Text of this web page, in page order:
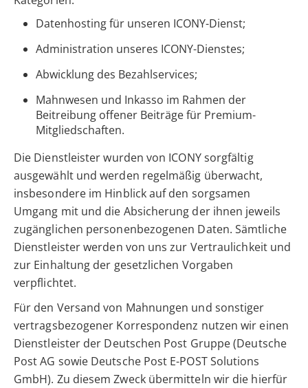
Datenhosting für unseren ICONY-Dienst;
Administration unseres ICONY-Dienstes;
Abwicklung des Bezahlservices;
Mahnwesen und Inkasso im Rahmen der
Beitreibung offener Beiträge für Premium-
Mitgliedschaften.
Die Dienstleister wurden von ICONY sorgfältig
ausgewählt und werden regelmäßig überwacht,
insbesondere im Hinblick auf den sorgsamen
Umgang mit und die Absicherung der ihnen jeweils
zugänglichen personenbezogenen Daten. Sämtliche
Dienstleister werden von uns zur Vertraulichkeit und
zur Einhaltung der gesetzlichen Vorgaben
verpflichtet.
Für den Versand von Mahnungen und sonstiger
vertragsbezogener Korrespondenz nutzen wir einen
Dienstleister der Deutschen Post Gruppe (Deutsche
Post AG sowie Deutsche Post E-POST Solutions
GmbH). Zu diesem Zweck übermitteln wir die hierfür